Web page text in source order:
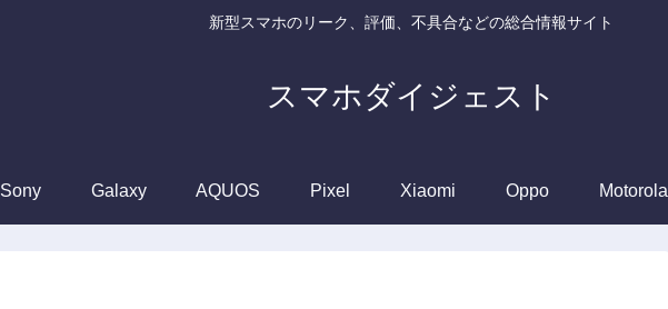
新型スマホのリーク、評価、不具合などの総合情報サイト
スマホダイジェスト
Galaxy AQUOS Pixel Xiaomi Oppo Motorola